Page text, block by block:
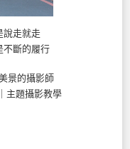
說走就走
不斷的履行
景的攝影師
主題攝影教學